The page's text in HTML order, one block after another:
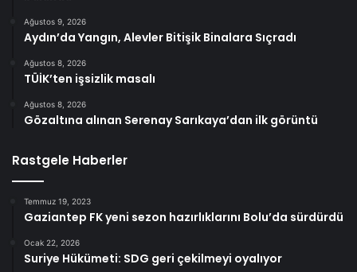
Ağustos 9, 2026
Aydın’da Yangın, Alevler Bitişik Binalara Sıçradı
Ağustos 8, 2026
TÜİK’ten işsizlik masalı
Ağustos 8, 2026
Gözaltına alınan Serenay Sarıkaya’dan ilk görüntü
Rastgele Haberler
Temmuz 19, 2023
Gaziantep FK yeni sezon hazırlıklarını Bolu’da sürdürdü
Ocak 22, 2026
Suriye Hükümeti: SDG geri çekilmeyi oyalıyor